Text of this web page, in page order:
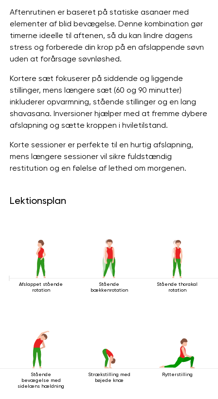
Aftenrutinen er baseret på statiske asanaer med
elementer af blid bevægelse. Denne kombination gør
timerne ideelle til aftenen, så du kan lindre dagens
stress og forberede din krop på en afslappende søvn
uden at forårsage søvnløshed.
Kortere sæt fokuserer på siddende og liggende
stillinger, mens længere sæt (60 og 90 minutter)
inkluderer opvarmning, stående stillinger og en lang
shavasana. Inversioner hjælper med at fremme dybere
afslapning og sætte kroppen i hviletilstand.
Korte sessioner er perfekte til en hurtig afslapning,
mens længere sessioner vil sikre fuldstændig
restitution og en følelse af lethed om morgenen.
Lektionsplan
Afslappet stående
rotation
Stående
bækkenrotation
Stående thorakal
rotation
Stående
bevægelse med
sidelæns hældning
Strækstilling med
bøjede knæ
Rytterstilling